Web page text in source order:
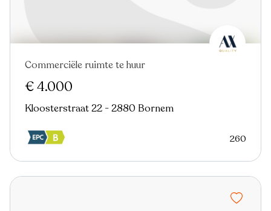
Commerciële ruimte te huur
€ 4.000
Kloosterstraat 22 - 2880 Bornem
260